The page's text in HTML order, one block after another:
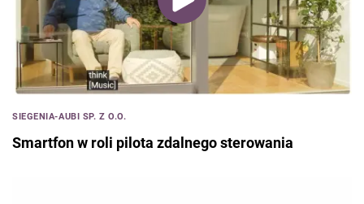
SIEGENIA-AUBI SP. Z O.O.
Smartfon w roli pilota zdalnego sterowania